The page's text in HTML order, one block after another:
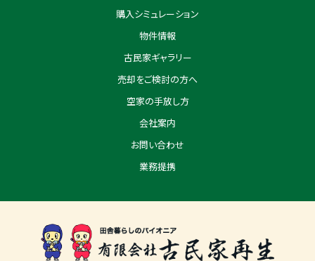
購入シミュレーション
物件情報
古民家ギャラリー
売却をご検討の方へ
空家の手放し方
会社案内
お問い合わせ
業務提携